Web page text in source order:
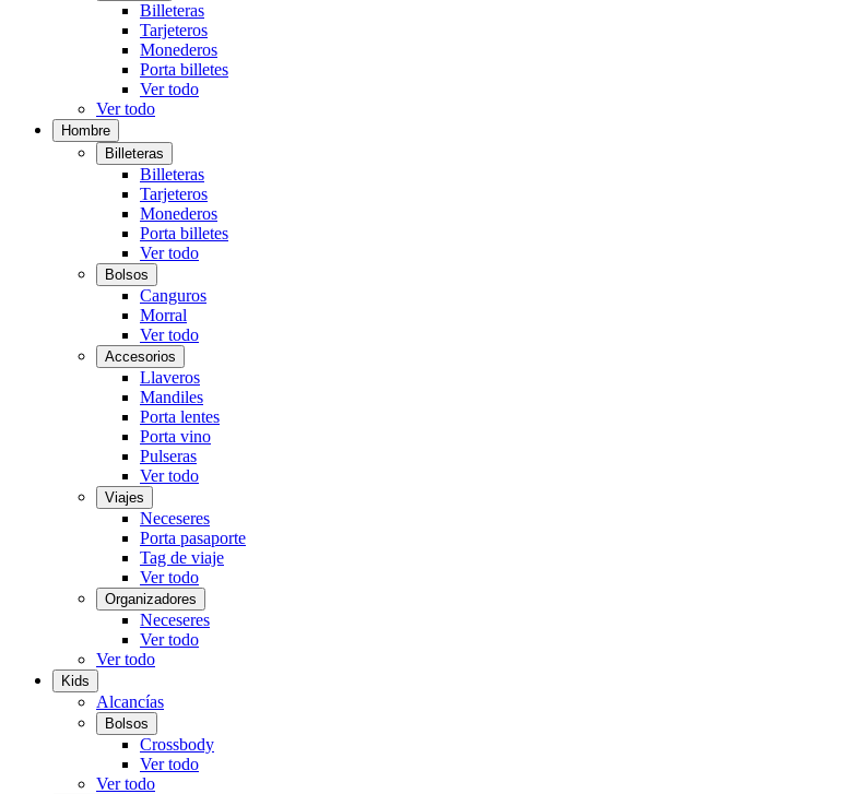
Billeteras
Tarjeteros
Monederos
Porta billetes
Ver todo
Ver todo
Hombre
Billeteras
Billeteras
Tarjeteros
Monederos
Porta billetes
Ver todo
Bolsos
Canguros
Morral
Ver todo
Accesorios
Llaveros
Mandiles
Porta lentes
Porta vino
Pulseras
Ver todo
Viajes
Neceseres
Porta pasaporte
Tag de viaje
Ver todo
Organizadores
Neceseres
Ver todo
Ver todo
Kids
Alcancías
Bolsos
Crossbody
Ver todo
Ver todo